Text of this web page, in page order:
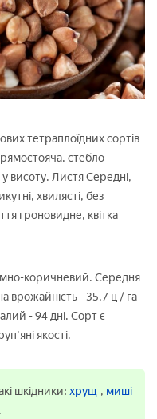
тетраплоїдних сортів
стебло
висоту. Листя Середні,
хвилясті, без
гроновидне, квітка
коричневий. Середня
врожайність - 35,7 ц / га
- 94 дні. Сорт є
якості.
шкідники: хрущ , миші
.